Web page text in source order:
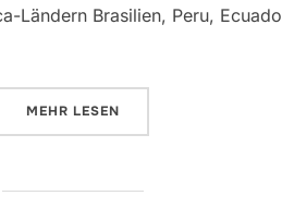
Ländern Brasilien, Peru,
MEHR ÜBER „AYAHUASCA
LESEN